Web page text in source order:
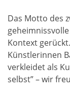
Das Motto des
Kontext
Künstlerinnen
verkleidet als
selbst” – wir